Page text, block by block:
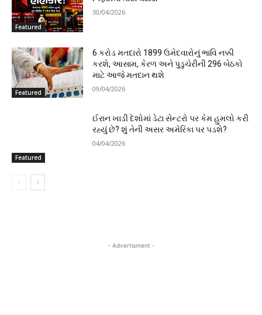
Featured
30/04/2026
Featured
6 કરોડ મતદારો 1899 ઉમેદવારોનું ભાવિ નક્કી
કરશે, આસામ, કેરળ અને પુડુચેરીની 296 બેઠકો
માટે આજે મતદાન થશે
09/04/2026
Featured
ઈરાન ખાડી દેશોમાં ડેટા સેન્ટરો પર કેમ હુમલો કરી
રહ્યું છે? શું તેની અસર અમેરિકા પર પડશે?
04/04/2026
- Advertisment -